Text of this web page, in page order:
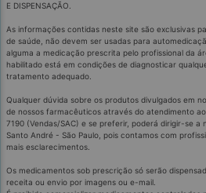
E DISPENSAÇÃO.
As informações contidas neste site são exclusivas
de saúde, não devem ser usadas para
alguma a medicação prescrita pelo profissional da
habilitado está em condições de diagnosticar
tratamento adequado.
Qualquer dúvida sobre os produtos divulgados em
de nossos farmacêuticos através do atendimento
7190 (Vendas/SAC) e se preferir, poderá dirigir-se a
Santo André - São Paulo, pois contamos com
mais esclarecimentos.
Os medicamentos sob prescrição só serão
receita ou envio por imagens ou e-mail.